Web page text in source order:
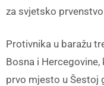
za svjetsko
Protivnika u baražu
Bosna i
prvo mjesto u Šestoj